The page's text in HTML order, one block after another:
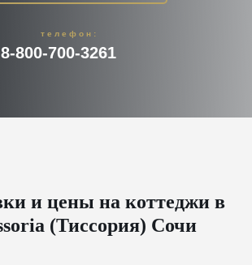
8-800-700-3261
телефон:
и цены на коттеджи в
(Тиссория) Сочи